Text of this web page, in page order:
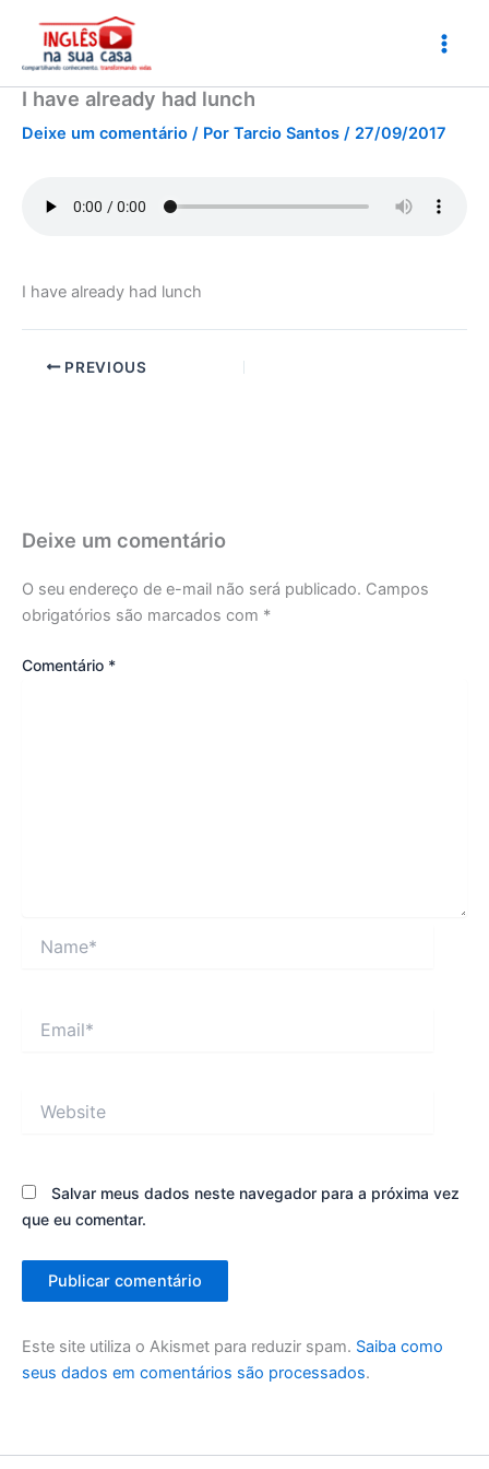
conteúdo
I have already had lunch
Deixe um comentário / Por Tarcio Santos / 27/09/2017
I have already had lunch
PREVIOUS
Deixe um comentário
O seu endereço de e-mail não será publicado. Campos
obrigatórios são marcados com *
Comentário *
Salvar meus dados neste navegador para a próxima vez
que eu comentar.
Este site utiliza o Akismet para reduzir spam. Saiba como
seus dados em comentários são processados.